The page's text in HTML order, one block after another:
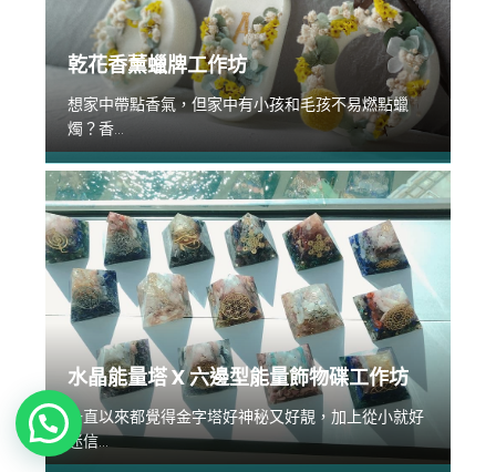
乾花香薰蠟牌工作坊
想家中帶點香氣，但家中有小孩和毛孩不易燃點蠟
燭？香...
水晶能量塔 X 六邊型能量飾物碟工作坊
一直以來都覺得金字塔好神秘又好靚，加上從小就好
迷信...